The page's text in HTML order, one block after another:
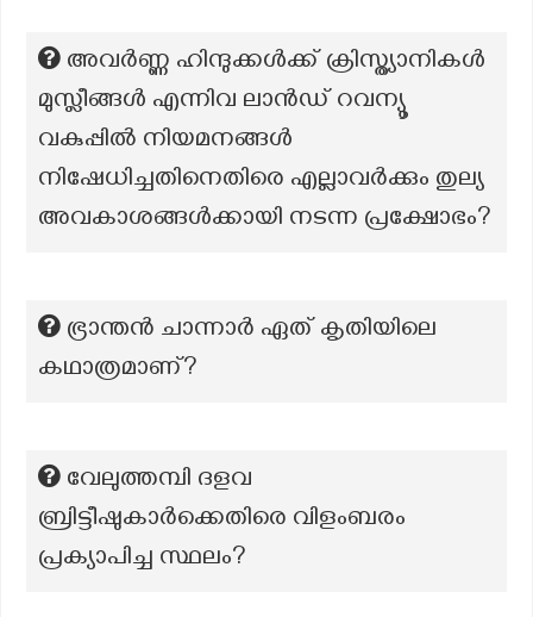
അവർണ്ണ ഹിന്ദുക്കൾക്ക് ക്രിസ്ത്യാനികൾ
മുസ്ലീങ്ങൾ എന്നിവ ലാൻഡ് റവന്യൂ
വകുപ്പിൽ നിയമനങ്ങൾ
നിഷേധിച്ചതിനെതിരെ എല്ലാവർക്കും തുല്യ
അവകാശങ്ങൾക്കായി നടന്ന പ്രക്ഷോഭം?
ഭ്രാന്തൻ ചാന്നാർ ഏത് കൃതിയിലെ
കഥാത്രമാണ്?
വേലുത്തമ്പി ദളവ
ബ്രിട്ടീഷുകാർക്കെതിരെ വിളംബരം
പ്രക്യാപിച്ച സ്ഥലം?